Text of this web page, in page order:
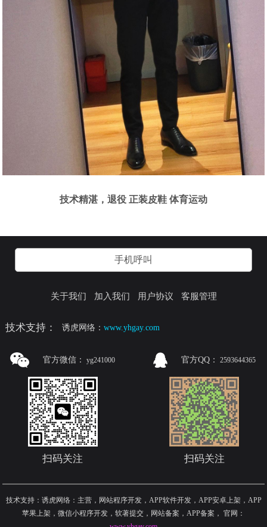
技术精湛，退役 正装皮鞋 体育运动
手机呼叫
关于我们 加入我们 用户协议 客服管理
技术支持： 诱虎网络：www.yhgay.com
官方微信： yg241000
扫码关注
官方QQ： 2593644365
扫码关注
技术支持：诱虎网络：主营，网站程序开发，APP软件开发，APP安卓上架，APP
苹果上架，微信小程序开发，软著提交，网站备案，APP备案 ， 官网：